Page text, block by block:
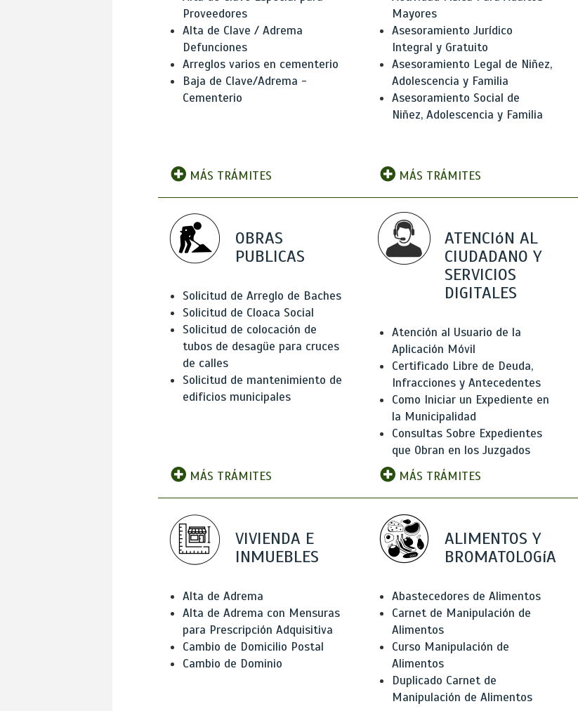
Proveedores
Alta de Clave / Adrema
Defunciones
Arreglos varios en cementerio
Baja de Clave/Adrema -
Cementerio
MÁS TRÁMITES
Mayores
Asesoramiento Jurídico
Integral y Gratuito
Asesoramiento Legal de Niñez,
Adolescencia y Familia
Asesoramiento Social de
Niñez, Adolescencia y Familia
MÁS TRÁMITES
OBRAS
PUBLICAS
Solicitud de Arreglo de Baches
Solicitud de Cloaca Social
Solicitud de colocación de
tubos de desagüe para cruces
de calles
Solicitud de mantenimiento de
edificios municipales
MÁS TRÁMITES
ATENCIóN AL
CIUDADANO Y
SERVICIOS
DIGITALES
Atención al Usuario de la
Aplicación Móvil
Certificado Libre de Deuda,
Infracciones y Antecedentes
Como Iniciar un Expediente en
la Municipalidad
Consultas Sobre Expedientes
que Obran en los Juzgados
MÁS TRÁMITES
VIVIENDA E
INMUEBLES
Alta de Adrema
Alta de Adrema con Mensuras
para Prescripción Adquisitiva
Cambio de Domicilio Postal
Cambio de Dominio
ALIMENTOS Y
BROMATOLOGíA
Abastecedores de Alimentos
Carnet de Manipulación de
Alimentos
Curso Manipulación de
Alimentos
Duplicado Carnet de
Manipulación de Alimentos